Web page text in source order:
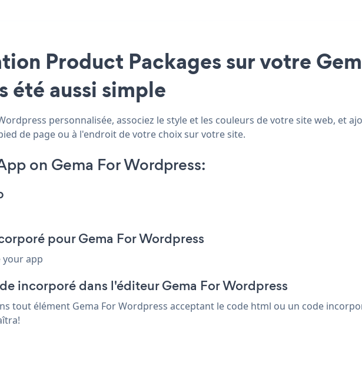
Product Packages sur votre
été aussi simple
personnalisée, associez le style et les couleurs de votre site web, et
de page ou à l'endroit de votre choix sur votre site.
on Gema For Wordpress:
pour Gema For Wordpress
your app
incorporé dans l'éditeur Gema For Wordpress
tout élément Gema For Wordpress acceptant le code html ou un code